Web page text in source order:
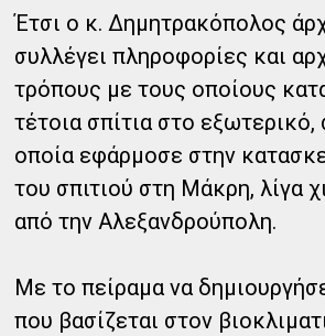
Έτσι ο κ. Δημητρακόπολος
συλλέγει πληροφορίες και
τρόπους με τους οποίους
τέτοια σπίτια στο εξωτερικό,
οποία εφάρμοσε στην
του σπιτιού στη Μάκρη, λίγα
από την Αλεξανδρούπολη.
Με το πείραμα να
που βασίζεται στον